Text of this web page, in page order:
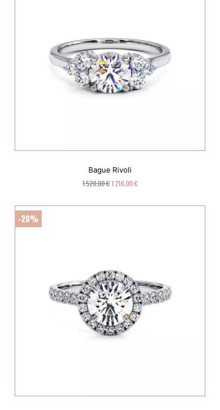
Bague Rivoli
1 520,00 €1 216,00 €
-20%